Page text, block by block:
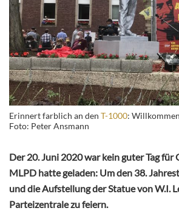
Erinnert farblich an den T-1000:
Foto: Peter Ansmann
Der 20. Juni 2020 war kein guter Tag für
MLPD hatte geladen: Um den 38.
und die Aufstellung der Statue von W.I.
Parteizentrale zu feiern.